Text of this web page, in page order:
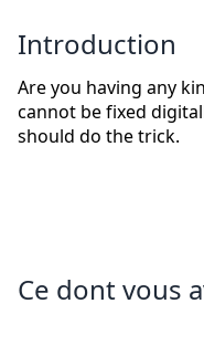
Introduction
Are you having any
cannot be fixed
should do the trick.
Ce dont vous